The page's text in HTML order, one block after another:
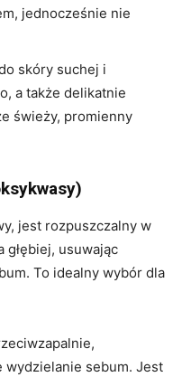
jednocześnie nie
skóry suchej i
a także delikatnie
świeży, promienny
jest rozpuszczalny w
głębiej, usuwając
To idealny wybór dla
sebum. Jest